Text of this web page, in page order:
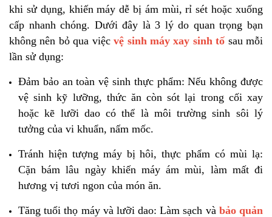
khi sử dụng, khiến máy dễ bị ám mùi, rỉ sét hoặc xuống
cấp nhanh chóng. Dưới đây là 3 lý do quan trọng bạn
không nên bỏ qua việcvệ sinh máy xay sinh tố sau mỗi
lần sử dụng:
Đảm bảo an toàn vệ sinh thực phẩm: Nếu không được
vệ sinh kỹ lưỡng, thức ăn còn sót lại trong cối xay
hoặc kẽ lưỡi dao có thể là môi trường sinh sôi lý
tưởng của vi khuẩn, nấm mốc.
Tránh hiện tượng máy bị hôi, thực phẩm có mùi lạ:
Cặn bám lâu ngày khiến máy ám mùi, làm mất đi
hương vị tươi ngon của món ăn.
Tăng tuổi thọ máy và lưỡi dao: Làm sạch và bảo quản